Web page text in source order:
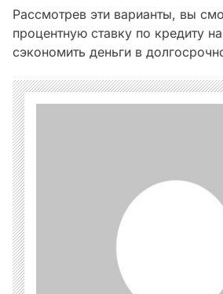
Рассмотрев эти варианты, вы
процентную ставку по кредиту
сэкономить деньги в